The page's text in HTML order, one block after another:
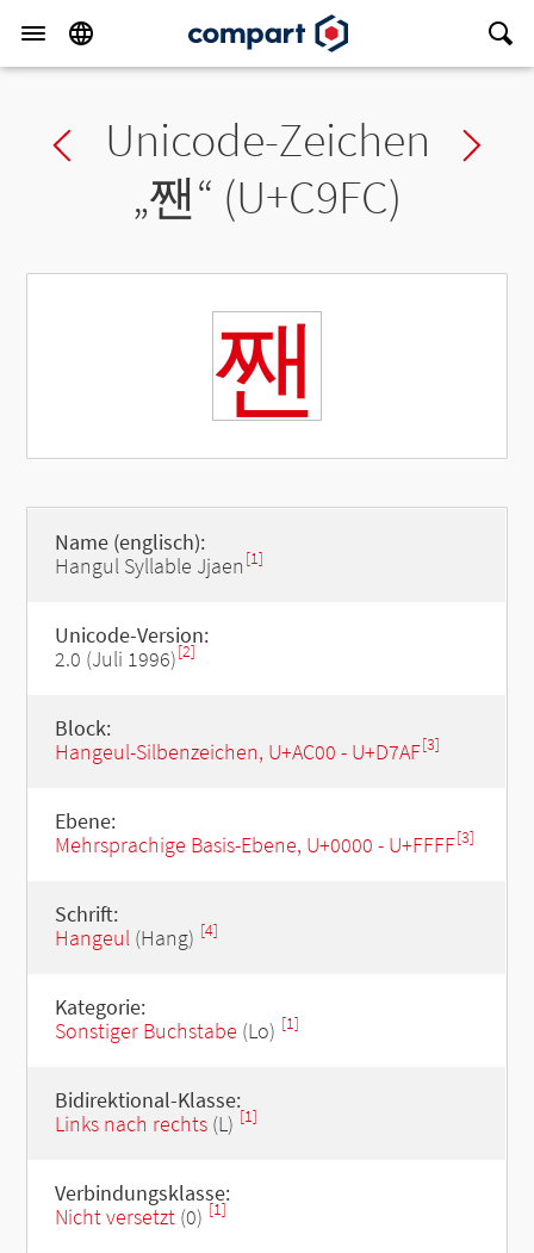
Previous char
Unicode-Zeichen
„짼“ (U+C9FC)
짼
Name (englisch):
Hangul Syllable Jjaen [1]
Unicode-Version:
2.0 (Juli 1996)[2]
Block:
Hangeul-Silbenzeichen, U+AC00 - U+D7AF[3]
Ebene:
Mehrsprachige Basis-Ebene, U+0000 - U+FFFF[3]
Schrift:
Hangeul(Hang) [4]
Kategorie:
Sonstiger Buchstabe (Lo) [1]
Bidirektional-Klasse:
Links nach rechts(L) [1]
Verbindungsklasse:
Nicht versetzt(0) [1]